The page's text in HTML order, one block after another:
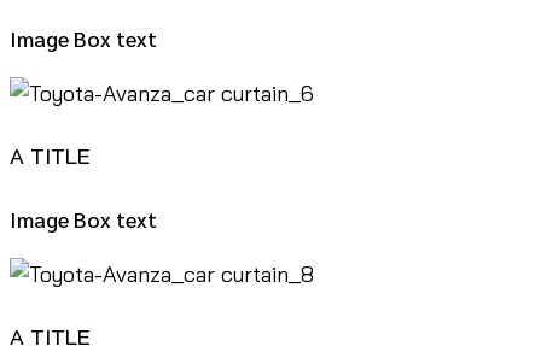
Image Box text
A TITLE
Image Box text
A TITLE